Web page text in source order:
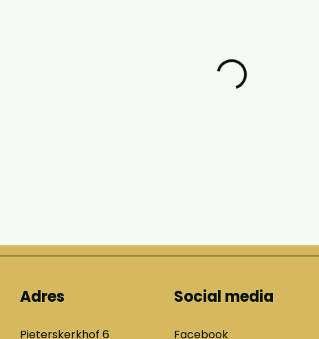
Adres
Pieterskerkhof 6
Social media
Facebook